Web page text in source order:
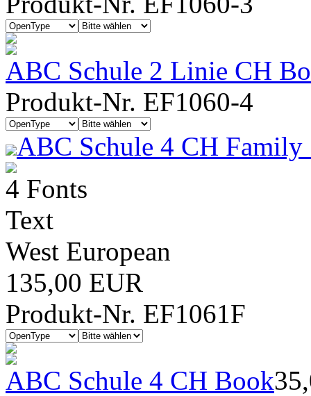
ABC Schule 2 Linie CH
Produkt-Nr. EF1060-4
ABC Schule 4 CH Family
4 Fonts
Text
West European
135,00 EUR
Produkt-Nr. EF1061F
ABC Schule 4 CH Book